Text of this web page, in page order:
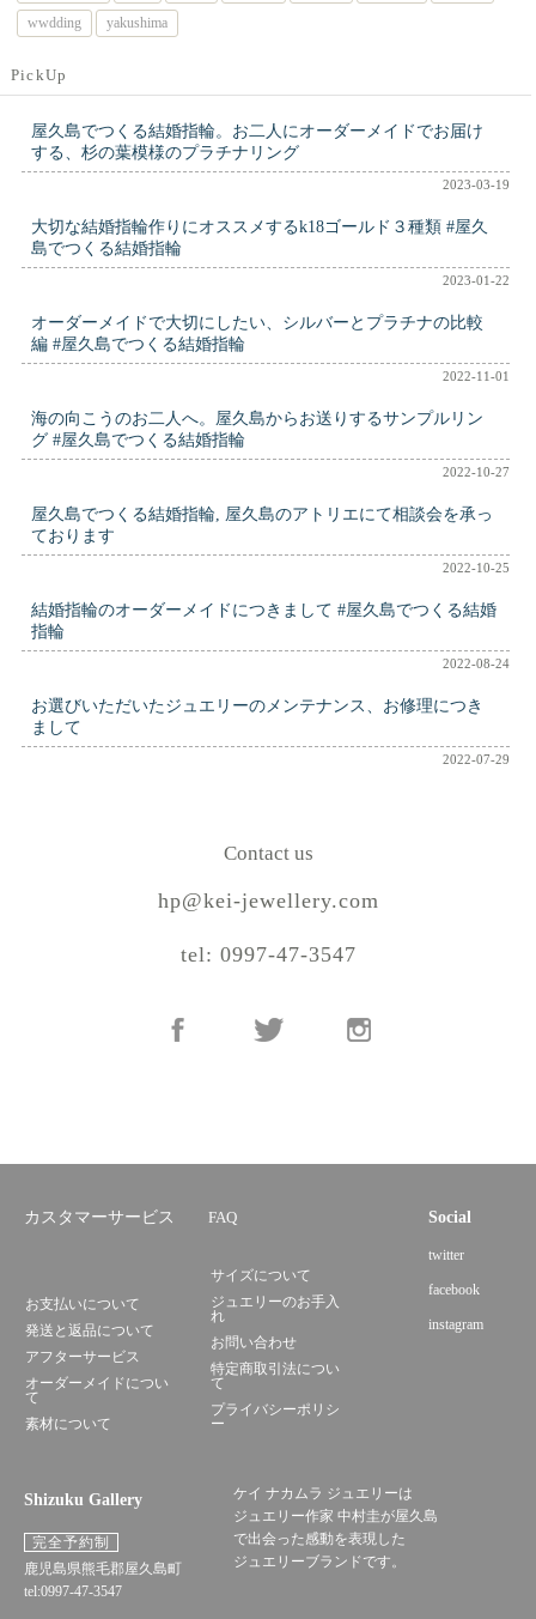
wwdding
yakushima
PickUp
屋久島でつくる結婚指輪。お二人にオーダーメイドでお届け
する、杉の葉模様のプラチナリング
2023-03-19
大切な結婚指輪作りにオススメするk18ゴールド３種類 #屋久
島でつくる結婚指輪
2023-01-22
オーダーメイドで大切にしたい、シルバーとプラチナの比較
編 #屋久島でつくる結婚指輪
2022-11-01
海の向こうのお二人へ。屋久島からお送りするサンプルリン
グ #屋久島でつくる結婚指輪
2022-10-27
屋久島でつくる結婚指輪, 屋久島のアトリエにて相談会を承っ
ております
2022-10-25
結婚指輪のオーダーメイドにつきまして #屋久島でつくる結婚
指輪
2022-08-24
お選びいただいたジュエリーのメンテナンス、お修理につき
まして
2022-07-29
Contact us
hp@kei-jewellery.com
tel: 0997-47-3547
カスタマーサービス FAQ
お支払いについて
発送と返品について
アフターサービス
オーダーメイドについ
て
素材について
サイズについて
ジュエリーのお手入
れ
お問い合わせ
特定商取引法につい
て
プライバシーポリシ
ー
Social
twitter
facebook
instagram
Shizuku Gallery
完全予約制
鹿児島県熊毛郡屋久島町
tel:0997-47-3547
ケイ ナカムラ ジュエリーは
ジュエリー作家 中村圭が屋久島
で出会った感動を表現した
ジュエリーブランドです。